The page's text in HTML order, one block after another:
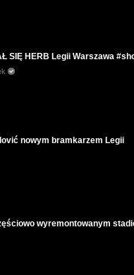
SIĘ HERB Legii Warszawa
nowym bramkarzem Legii
wyremontowanym